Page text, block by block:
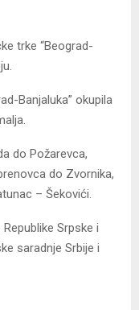
trke “Beograd-
Banjaluka” okupila
do Požarevca,
do Zvornika,
– Šekovići.
Srpske i
saradnje Srbije i